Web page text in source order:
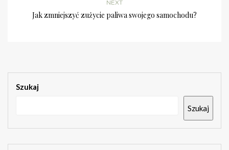
NEXT
Jak zmniejszyć zużycie paliwa swojego samochodu?
Szukaj
Szukaj